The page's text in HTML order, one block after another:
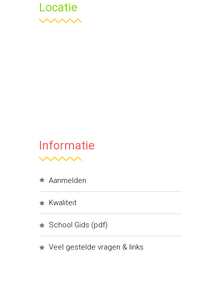
Locatie
Informatie
Aanmelden
Kwaliteit
School Gids (pdf)
Veel gestelde vragen & links